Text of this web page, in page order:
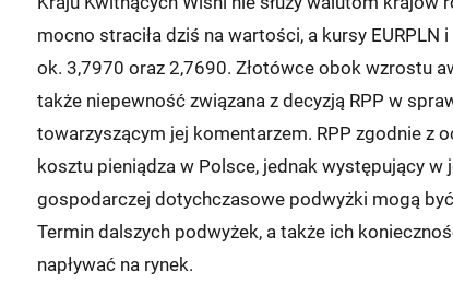
mocno straciła dziś na wartości, a kursy EURPLN
ok. 3,7970 oraz 2,7690. Złotówce obok wzrostu
także niepewność związana z decyzją RPP w
towarzyszącym jej komentarzem. RPP zgodnie z
kosztu pieniądza w Polsce, jednak występujący w
gospodarczej dotychczasowe podwyżki mogą
Termin dalszych podwyżek, a także ich
napływać na rynek.